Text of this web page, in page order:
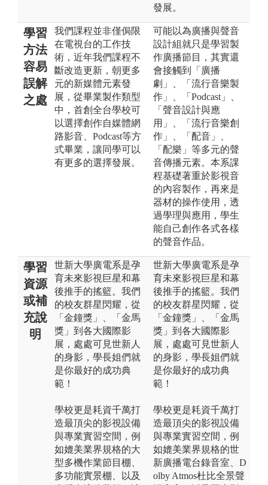
發展。
學習
方法
容易
誤解
之處
我們課程並非僅侷限
在電視台的工作技
術，近年我們課程不
斷改造更新，朝更多
元的新媒體元素發
展，從畢業製作類型
中，首創全台學校可
以選擇創作自媒體網
路影音、Podcast等方
式畢業，讓同學可以
有更多的選擇發展。
可能以為廣播與聲音
設計組就只是學習製
作廣播節目，其實還
會接觸到「廣播
劇」、「流行音樂製
作」、「Podcast」、
「聲音設計與應
用」、「流行音樂創
作」、「配音」、
「配樂」等多元的聲
音傳播元素。本系課
程基礎著重於影視音
的內容製作，再來是
器材的操作使用，透
過學理與應用，學生
能自己創作各式各樣
的聲音作品。
學習
資源
或補
充說
明
世新大學廣電系是孕
育未來影視巨星和幕
後推手的搖籃。我們
的校友群星閃耀，從
「金鐘獎」、「金馬
獎」到各大國際影
展，處處可見世新人
的身影，學長姐們就
是你最好的成功典
範！
學校更是耗資千萬打
造最頂尖的影視設備
與專業實習空間，例
如媲美業界規格的大
型多機作業節目棚、
多功能實景棚、以及
世新大學廣電系是孕
育未來影視巨星和幕
後推手的搖籃。我們
的校友群星閃耀，從
「金鐘獎」、「金馬
獎」到各大國際影
展，處處可見世新人
的身影，學長姐們就
是你最好的成功典
範！
學校更是耗資千萬打
造最頂尖的影視設備
與專業實習空間，例
如媲美業界規格的世
新廣播電台錄音室、D
olby Atmos杜比全景聲